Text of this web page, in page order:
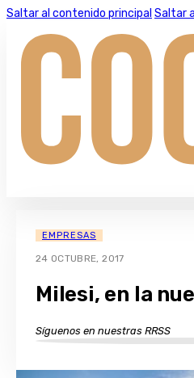
Saltar al contenido principal Saltar
EMPRESAS
24 OCTUBRE, 2017
Milesi, en la
Síguenos en nuestras RRSS